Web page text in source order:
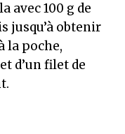
avec 100 g de
jusqu’à obtenir
la poche,
d’un filet de